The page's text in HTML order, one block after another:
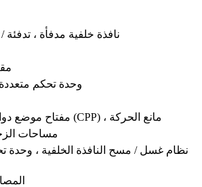
نافذة خلفية مدفأة ، تدفئة
وحدة تحكم متعددة
مفتاح موضع دواسة القابض (CPP) ، مانع الحركة
مساحات
نظام غسل / مسح النافذة الخلفية ، وحدة